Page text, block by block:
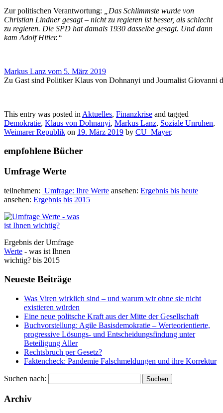
Zur politischen Verantwortung:
„Das Schlimmste wurde von
Christian Lindner gesagt – nicht zu regieren ist besser, als schlecht
zu regieren. Die SPD hat damals 1930 dasselbe gesagt. Und dann
kam Adolf Hitler.“
Markus Lanz vom 5. März 2019
Zu Gast sind Politiker Klaus von Dohnanyi und Journalist Giovanni
This entry was posted in Aktuelles, Finanzkrise and tagged
Demokratie, Klaus von Dohnanyi, Markus Lanz, Soziale Unruhen,
Weimarer Republik on 19. März 2019 by CU_Mayer.
empfohlene Bücher
Umfrage Werte
teilnehmen: Umfrage: Ihre Werte ansehen: Ergebnis bis heute
ansehen: Ergebnis bis 2015
Ergebnis der Umfrage
Werte - was ist Ihnen
wichtig? bis 2015
Neueste Beiträge
Was Viren wirklich sind – und warum wir ohne sie nicht
existieren würden
Eine neue politsche Kraft aus der Mitte der Gesellschaft
Buchvorstellung: Agile Basisdemokratie – Werteorientierte,
progressive Lösungs- und Entscheidungsfindung unter
Beteiligung Aller
Rechtsbruch per Gesetz?
Faktencheck: Pandemie Falschmeldungen und ihre Korrektur
Suchen nach:
Archiv